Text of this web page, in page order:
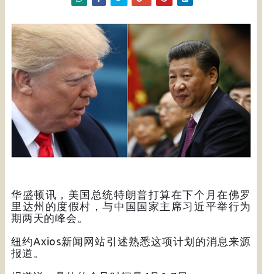
华盛顿讯，美国总统特朗普打算在下个月在佛罗
里达州的度假村，与中国国家主席习近平举行为
期两天的峰会。
纽约Axios新闻网站引述熟悉这项计划的消息来源
报道。